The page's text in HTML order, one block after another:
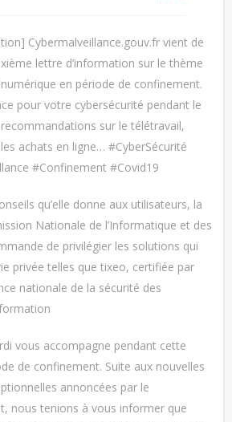
Cybermalveillance.gouv.fr vient de
lettre d’information sur le thème
en période de confinement.
pour votre cybersécurité pendant le
sur le télétravail,
achats en ligne… #CyberSécurité
#Confinement #Covid19
qu’elle donne aux utilisateurs, la
Nationale de l’Informatique et des
de privilégier les solutions qui
privée telles que tixeo, certifiée par
nationale de la sécurité des
vous accompagne pendant cette
de confinement. Suite aux nouvelles
annoncées par le
nous tenions à vous informer que